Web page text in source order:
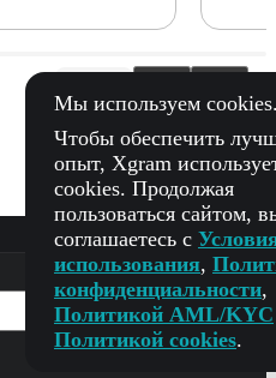
Мы используем
Чтобы обеспечить
опыт, Xgram
cookies. Продолжая
пользоваться сайтом,
соглашаетесь с
использования,
конфиденциальности,
Политикой AML/KYC
Политикой cookies.